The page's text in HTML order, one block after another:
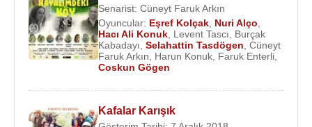
Evlilikleri:
1. Eşi: İlk eşinden (d.1979) bir kızı, (d.1996) bir oğlu
var.
2. Eşi: bu eşi ile iki defa evlendi. İkinci eşinden de
evlendi. 2013 yılında bir kızı daha olunca 4.
Senarist: Cüneyt Faruk Arkın
Oyuncular: Eşref Kolçak Nuri Alço
Hacı Ali Konuk Levent Tascı
Burçak
Kabadayı Selahattin Tasdögen Cüneyt
Faruk Arkın
Harun Konuk Faruk Enterli
Coskun Gögen
Kafalar Karışık